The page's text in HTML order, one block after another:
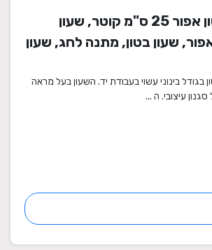
שעון קיר מבטון אפור 25 ס"מ קוטר, שעון
שעון בטון, מתנה לחג, שעון
שעון תעשייתי, שעון לסלון,
בגודל בינוני עשוי בעבודת יד. השעון בעל מראה
עיצובי. ה ...